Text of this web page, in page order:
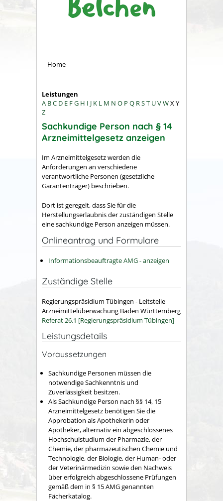
Home
Leistungen
A BC D E FG H I J K L M N O P Q RST UVWXY
Z
Sachkundige Person nach § 14
Arzneimittelgesetz anzeigen
Im Arzneimittelgesetz werden die
Anforderungen an verschiedene
verantwortliche Personen (gesetzliche
Garantenträger) beschrieben.
Dort ist geregelt, dass Sie für die
Herstellungserlaubnis der zuständigen Stelle
eine sachkundige Person anzeigen müssen.
Onlineantrag und Formulare
Informationsbeauftragte AMG - anzeigen
Zuständige Stelle
Regierungspräsidium Tübingen - Leitstelle
Arzneimittelüberwachung Baden Württemberg
Referat 26.1 [Regierungspräsidium Tübingen]
Leistungsdetails
Voraussetzungen
Sachkundige Personen müssen die
notwendige Sachkenntnis und
Zuverlässigkeit besitzen.
Als Sachkundige Person nach §§ 14, 15
Arzneimittelgesetz benötigen Sie die
Approbation als Apothekerin oder
Apotheker, alternativein abgeschlossenes
Hochschulstudium der Pharmazie, der
Chemie, der pharmazeutischen Chemie und
Technologie, der Biologie, der Human- oder
der Veterinärmedizin sowie den Nachweis
über erfolgreich abgeschlossene Prüfungen
gemäß dem in § 15 AMG genannten
Fächerkatalog.